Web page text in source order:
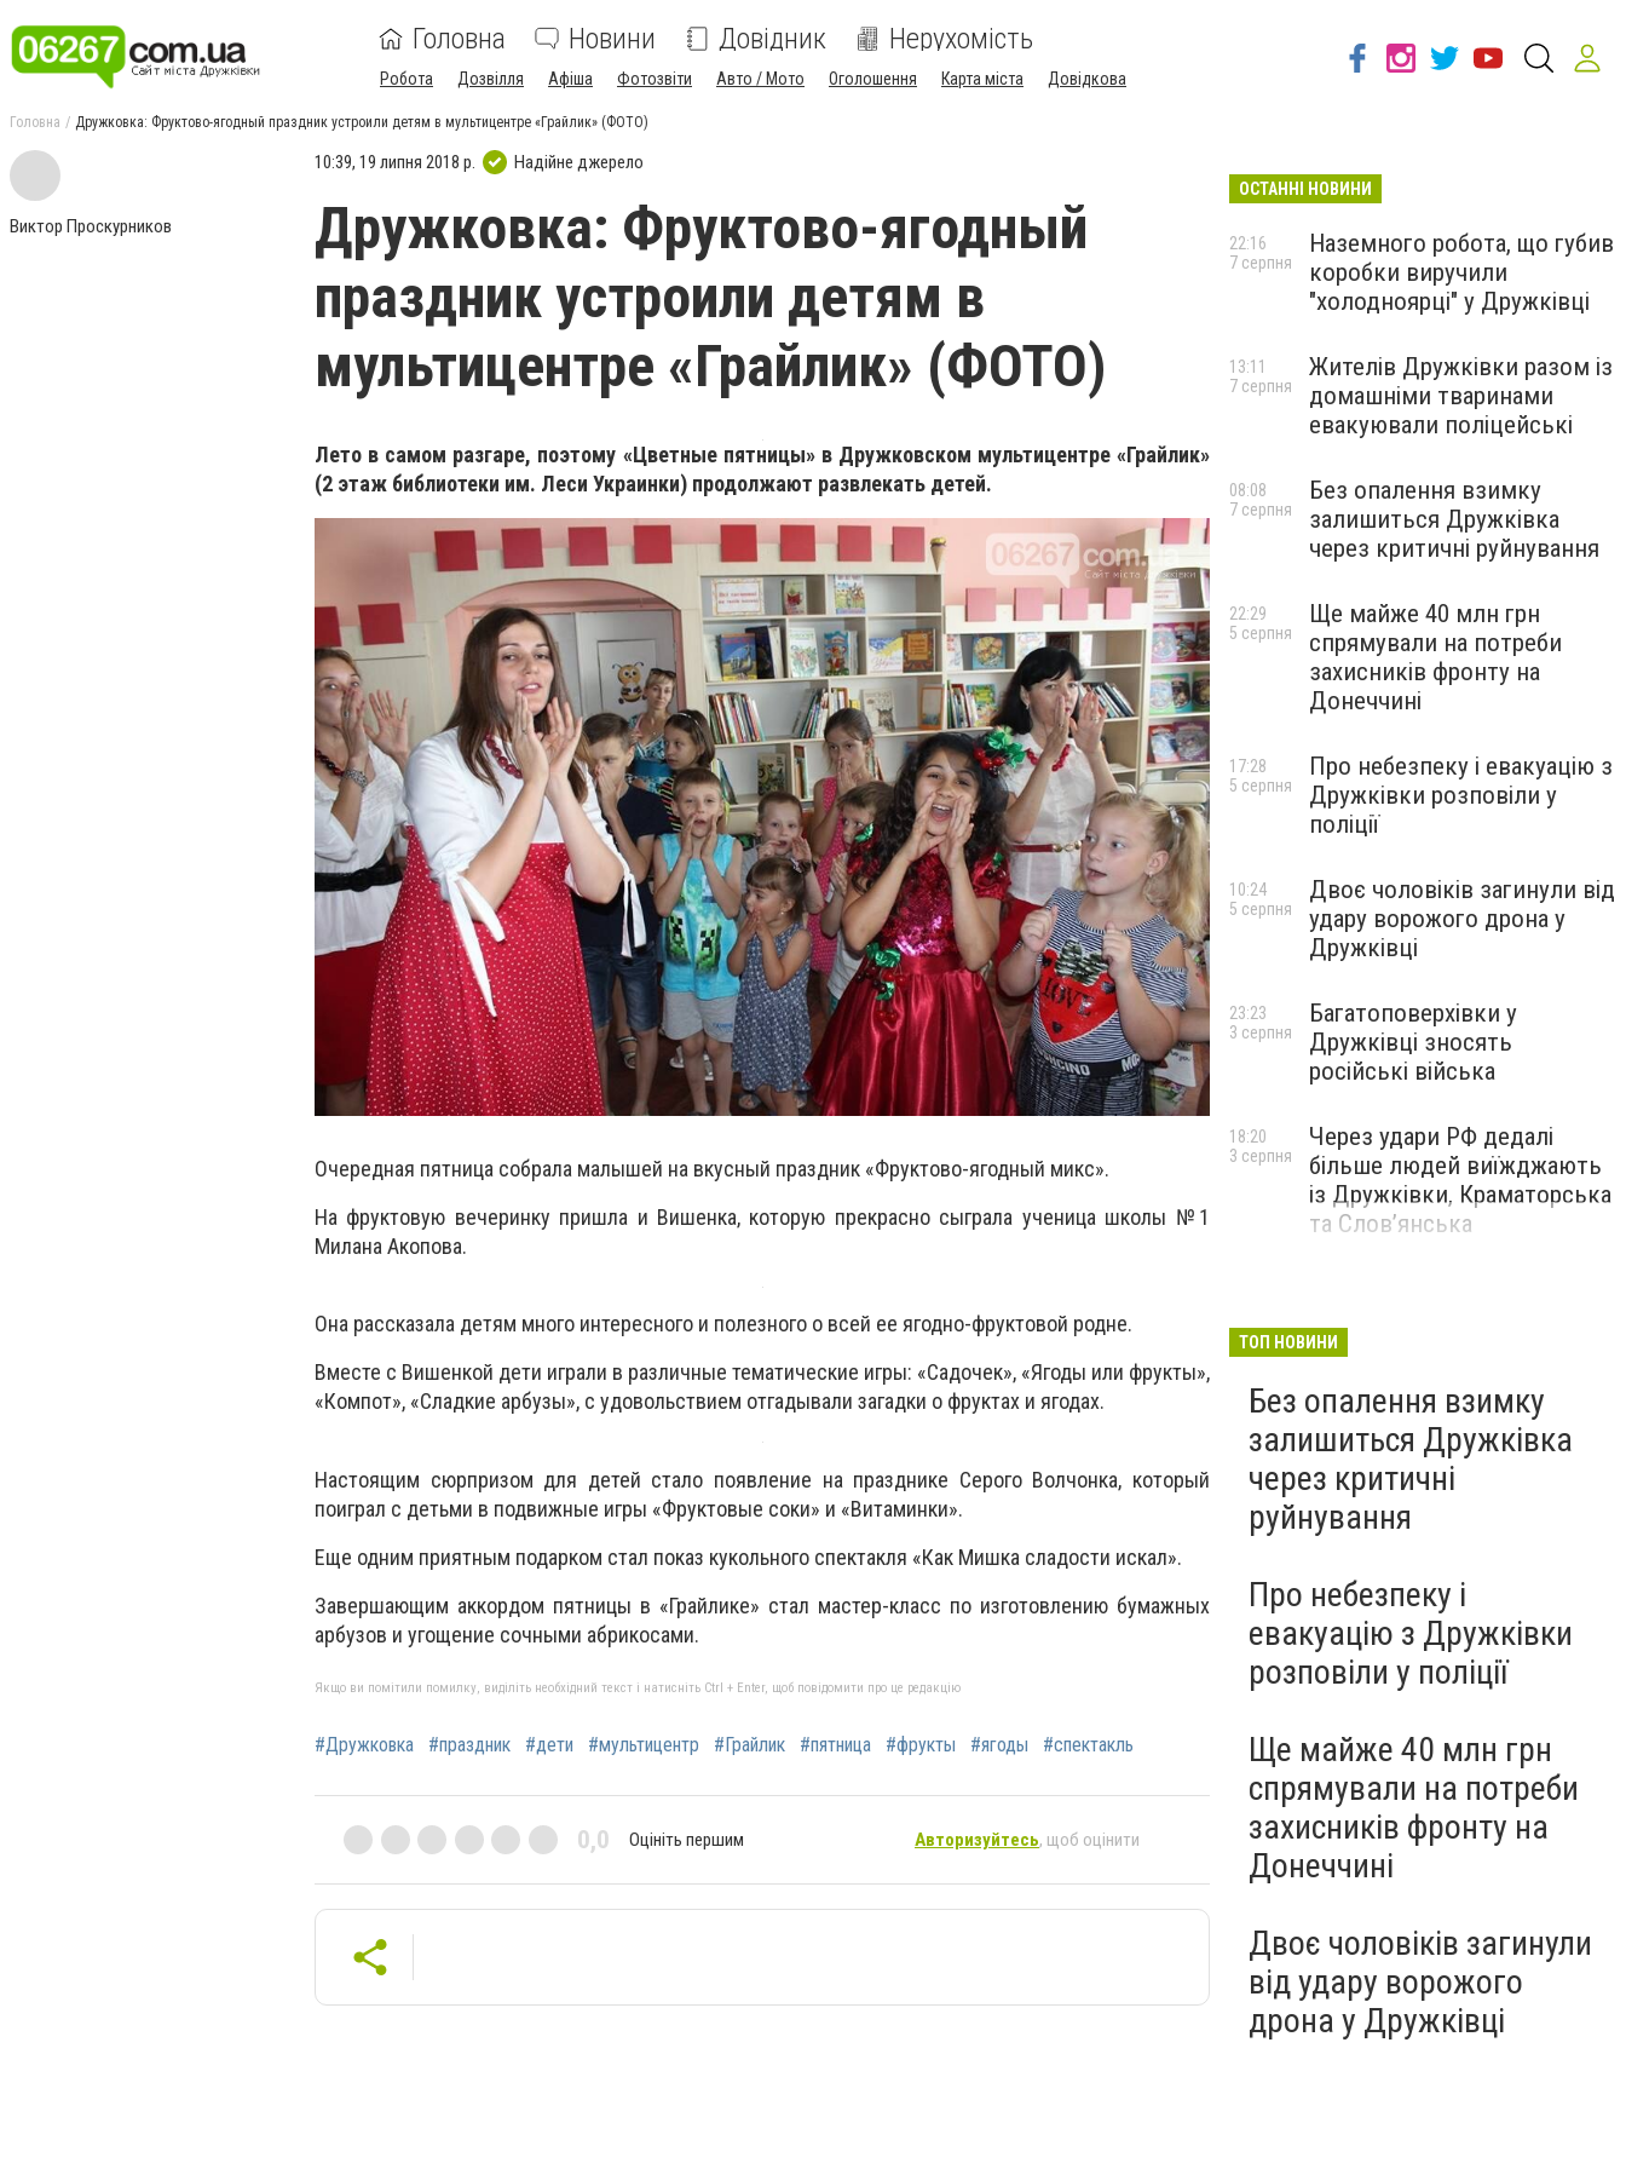
Головна Новини Довідник Нерухомість
Робота Дозвілля Афіша Фотозвіти Авто / Мото Оголошення Карта міста Довідкова
Головна Дружковка: Фруктово-ягодный праздник устроили детям в мультицентре «Грайлик» (ФОТО)
Виктор Проскурников
10:39, 19 липня 2018 р. Надійне джерело
Дружковка: Фруктово-ягодный
праздник устроили детям в
мультицентре «Грайлик» (ФОТО)
Лето в самом разгаре, поэтому «Цветные пятницы» в Дружковском мультицентре «Грайлик»
(2 этаж библиотеки им. Леси Украинки) продолжают развлекать детей.
Очередная пятница собрала малышей на вкусный праздник «Фруктово-ягодный микс».
На фруктовую вечеринку пришла и Вишенка, которую прекрасно сыграла ученица школы №1
Милана Акопова.
Она рассказала детям много интересного и полезного о всей ее ягодно-фруктовой родне.
Вместе с Вишенкой дети играли в различные тематические игры: «Садочек», «Ягоды или фрукты»,
«Компот», «Сладкие арбузы», с удовольствием отгадывали загадки о фруктах и ягодах.
Настоящим сюрпризом для детей стало появление на празднике Серого Волчонка, который
поиграл с детьми в подвижные игры «Фруктовые соки» и «Витаминки».
Еще одним приятным подарком стал показ кукольного спектакля «Как Мишка сладости искал».
Завершающим аккордом пятницы в «Грайлике» стал мастер-класс по изготовлению бумажных
арбузов и угощение сочными абрикосами.
Якщо ви помітили помилку, виділіть необхідний текст і натисніть Ctrl + Enter, щоб повідомити про це редакцію
#Дружковка #праздник #дети #мультицентр #Грайлик #пятница #фрукты #ягоды #спектакль
0,0 Оцініть першим Авторизуйтесь, щоб оцінити
ОСТАННІ НОВИНИ
Наземного робота, що губив
коробки виручили
"холодноярці" у Дружківці
22:16
7 серпня
Жителів Дружківки разом із
домашніми тваринами
евакуювали поліцейські
13:11
7 серпня
Без опалення взимку
залишиться Дружківка
через критичні руйнування
08:08
7 серпня
Ще майже 40 млн грн
спрямували на потреби
захисників фронту на
Донеччині
22:29
5 серпня
Про небезпеку і евакуацію з
Дружківки розповіли у
поліції
17:28
5 серпня
Двоє чоловіків загинули від
удару ворожого дрона у
Дружківці
10:24
5 серпня
Багатоповерхівки у
Дружківці зносять
російські війська
23:23
3 серпня
Через удари РФ дедалі
більше людей виїжджають
із Дружківки, Краматорська
та Слов’янська
18:20
3 серпня
ТОП НОВИНИ
Без опалення взимку
залишиться Дружківка
через критичні
руйнування
Про небезпеку і
евакуацію з Дружківки
розповіли у поліції
Ще майже 40 млн грн
спрямували на потреби
захисників фронту на
Донеччині
Двоє чоловіків загинули
від удару ворожого
дрона у Дружківці